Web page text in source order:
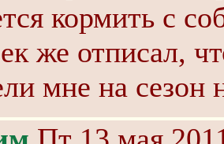
кормить с
же отписал,
мне на сезон